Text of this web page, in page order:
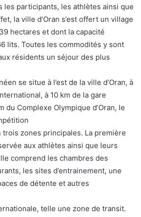
les participants, les athlètes ainsi que
la ville d’Oran s’est offert un village
hectares et dont la capacité
lits. Toutes les commodités y sont
résidents un séjour des plus
se situe à l’est de la ville d’Oran, à
à 10 km de la gare
du Complexe Olympique d’Oran, le
trois zones principales. La première
aux athlètes ainsi que leurs
comprend les chambres des
les sites d’entrainement, une
de détente et autres
telle une zone de transit.